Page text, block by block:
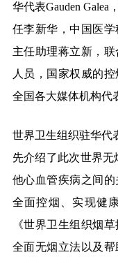
华代表Gauden Galea
任李新华，中国医
主任助理蒋立新，
人员，国家权威的
全国各大媒体机构代
世界卫生组织驻华代
先介绍了此次世界
他心血管疾病之间
全面控烟、实现健
《世界卫生组织烟
全面无烟立法以及